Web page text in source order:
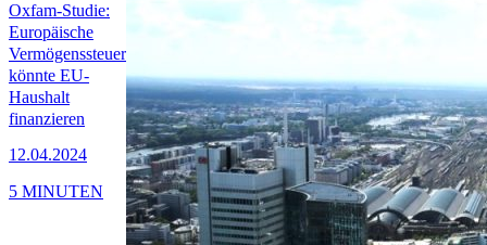
Oxfam-Studie:
Europäische
Vermögenssteuer
könnte EU-
Haushalt
finanzieren
12.04.2024
5 MINUTEN